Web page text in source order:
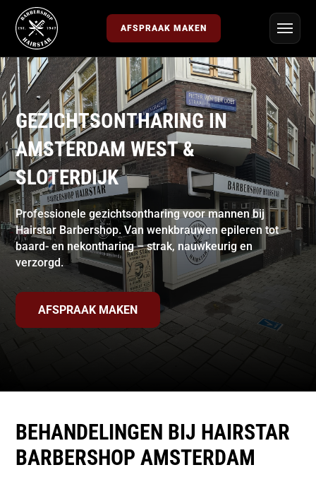
AFSPRAAK MAKEN
GEZICHTSONTHARING IN
AMSTERDAM WEST &
SLOTERDIJK
Professionele gezichtsontharing voor mannen bij
Hairstar Barbershop. Van wenkbrauwen epileren tot
baard- en nekontharing – strak, nauwkeurig en
verzorgd.
AFSPRAAK MAKEN
BEHANDELINGEN BIJ HAIRSTAR
BARBERSHOP AMSTERDAM